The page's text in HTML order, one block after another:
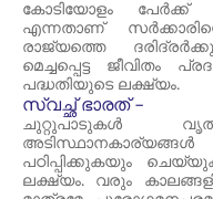
കോടിയോളം
എന്നതാണ്
രാജ്യത്തെ
മെച്ചപ്പെട്ട
പദ്ധതിയുടെ ലക്ഷ്യം.
സ്വച്ഛ് ഭാരത് –
ചുറ്റുപാടുകൾ
പഠിപ്പിക്കുകയും
ലക്ഷ്യം. വരും